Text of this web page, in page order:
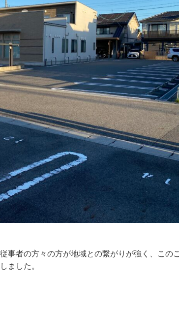
事者の方々の方が地域との繋がりが強く、この
ました。